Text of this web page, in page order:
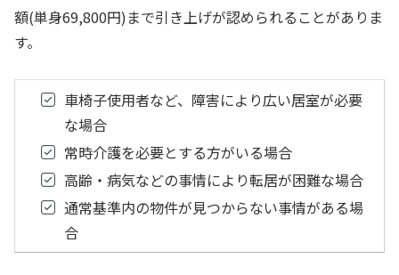
額(単身69,800円)まで引き上げが認められることがありま
す。
車椅子使用者など、障害により広い居室が必要
な場合
常時介護を必要とする方がいる場合
高齢・病気などの事情により転居が困難な場合
通常基準内の物件が見つからない事情がある場
合